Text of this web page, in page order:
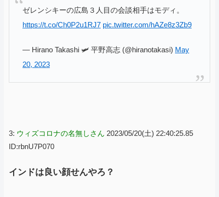
ゼレンシキーの広島３人目の会談相手はモディ。
https://t.co/Ch0P2u1RJ7 pic.twitter.com/hAZe8z3Zb9
— Hirano Takashi 🛩️ 平野高志 (@hiranotakasi) May
20, 2023
3: ウィズコロナの名無しさん 2023/05/20(土) 22:40:25.85
ID:rbnU7P070
インドは良い顔せんやろ？